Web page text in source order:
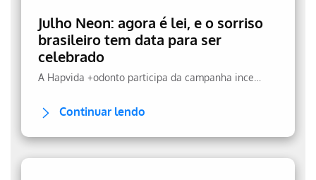
Julho Neon: agora é lei, e o sorriso
brasileiro tem data para ser
celebrado
Continuar lendo